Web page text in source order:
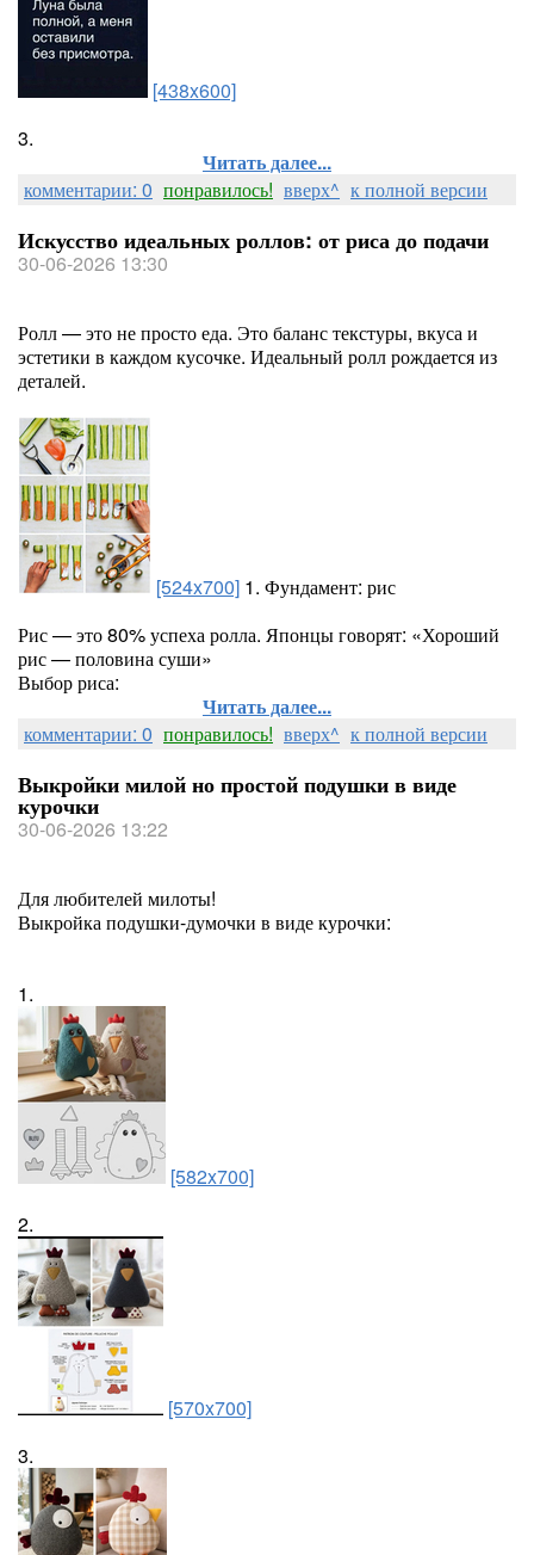
[438x600]
3.
Читать далее...
комментарии: 0 понравилось! вверх^ к полной версии
Искусство идеальных роллов: от риса до подачи
30-06-2026 13:30
Ролл — это не просто еда. Это баланс текстуры, вкуса и
эстетики в каждом кусочке. Идеальный ролл рождается из
деталей.
[524x700] 1. Фундамент: рис
Рис — это 80% успеха ролла. Японцы говорят: «Хороший
рис — половина суши»
Выбор риса:
Читать далее...
комментарии: 0 понравилось! вверх^ к полной версии
Выкройки милой но простой подушки в виде
курочки
30-06-2026 13:22
Для любителей милоты!
Выкройка подушки-думочки в виде курочки:
1.
[582x700]
2.
[570x700]
3.